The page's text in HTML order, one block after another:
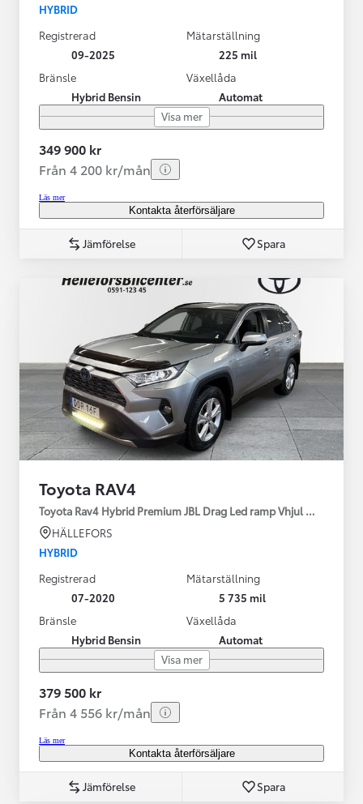
HYBRID
Registrerad
09-2025
Mätarställning
225 mil
Bränsle
Hybrid Bensin
Växellåda
Automat
Visa mer
349 900 kr
Från 4 200 kr/mån
Läs mer
Kontakta återförsäljare
Jämförelse Spara
Toyota RAV4
Toyota Rav4 Hybrid Premium JBL Drag Led ramp Vhjul motorv
HÄLLEFORS
HYBRID
Registrerad
07-2020
Mätarställning
5 735 mil
Bränsle
Hybrid Bensin
Växellåda
Automat
Visa mer
379 500 kr
Från 4 556 kr/mån
Läs mer
Kontakta återförsäljare
Jämförelse Spara